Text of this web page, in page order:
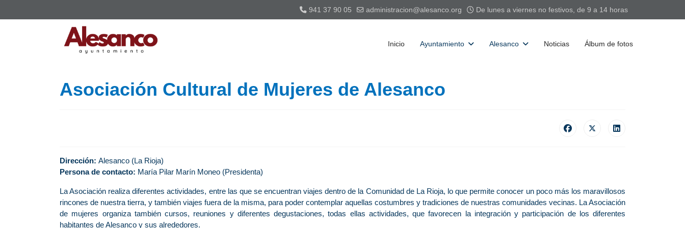
941 37 90 05 administracion@alesanco.org De lunes a viernes no festivos, de 9 a 14 horas
Inicio Ayuntamiento Alesanco Noticias Álbum de fotos
Asociación Cultural de Mujeres de Alesanco
Dirección: Alesanco (La Rioja)
Persona de contacto: María Pilar Marín Moneo (Presidenta)
La Asociación realiza diferentes actividades, entre las que se encuentran viajes dentro de la Comunidad de La Rioja, lo que permite conocer un poco más los maravillosos
rincones de nuestra tierra, y también viajes fuera de la misma, para poder contemplar aquellas costumbres y tradiciones de nuestras comunidades vecinas. La Asociación
de mujeres organiza también cursos, reuniones y diferentes degustaciones, todas ellas actividades, que favorecen la integración y participación de los diferentes
habitantes de Alesanco y sus alrededores.